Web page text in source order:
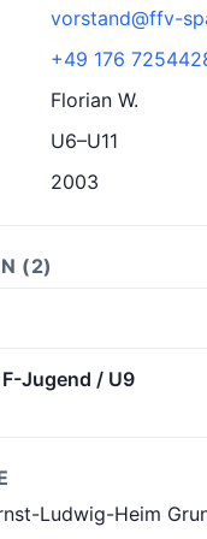
vorstand@ffv-
+49 176
Florian W.
U6–U11
2003
(2)
Jugend / U9
Ludwig-Heim